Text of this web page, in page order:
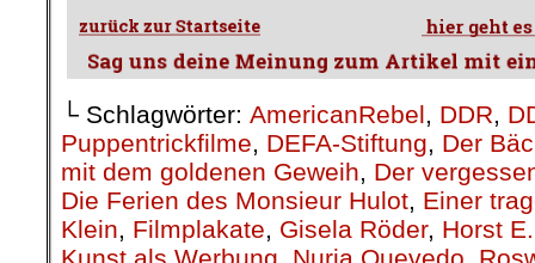
└ Schlagwörter: AmericanRebel, DDR,
Puppentrickfilme, DEFA-Stiftung, Der
mit dem goldenen Geweih, Der
Die Ferien des Monsieur Hulot, Einer
Klein, Filmplakate, Gisela Röder, Horst